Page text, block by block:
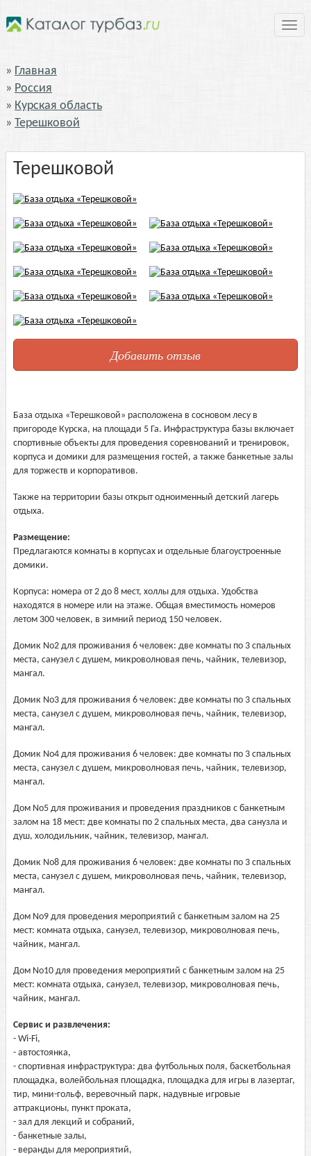
Главная
Россия
Курская область
Терешковой
Терешковой
Добавить отзыв
База отдыха «Терешковой» расположена в сосновом лесу в
пригороде Курска, на площади 5 Га. Инфраструктура базы включает
спортивные объекты для проведения соревнований и тренировок,
корпуса и домики для размещения гостей, а также банкетные залы
для торжеств и корпоративов.
Также на территории базы открыт одноименный детский лагерь
отдыха.
Размещение:
Предлагаются комнаты в корпусах и отдельные благоустроенные
домики.
Корпуса: номера от 2 до 8 мест, холлы для отдыха. Удобства
находятся в номере или на этаже. Общая вместимость номеров
летом 300 человек, в зимний период 150 человек.
Домик No2 для проживания 6 человек: две комнаты по 3 спальных
места, санузел с душем, микроволновая печь, чайник, телевизор,
мангал.
Домик No3 для проживания 6 человек: две комнаты по 3 спальных
места, санузел с душем, микроволновая печь, чайник, телевизор,
мангал.
Домик No4 для проживания 6 человек: две комнаты по 3 спальных
места, санузел с душем, микроволновая печь, чайник, телевизор,
мангал.
Дом No5 для проживания и проведения праздников с банкетным
залом на 18 мест: две комнаты по 2 спальных места, два санузла и
душ, холодильник, чайник, телевизор, мангал.
Домик No8 для проживания 6 человек: две комнаты по 3 спальных
места, санузел с душем, микроволновая печь, чайник, телевизор,
мангал.
Дом No9 для проведения мероприятий с банкетным залом на 25
мест: комната отдыха, санузел, телевизор, микроволновая печь,
чайник, мангал.
Дом No10 для проведения мероприятий с банкетным залом на 25
мест: комната отдыха, санузел, телевизор, микроволновая печь,
чайник, мангал.
Сервис и развлечения:
- Wi-Fi,
- автостоянка,
- спортивная инфраструктура: два футбольных поля, баскетбольная
площадка, волейбольная площадка, площадка для игры в лазертаг,
тир, мини-гольф, веревочный парк, надувные игровые
аттракционы, пункт проката,
- зал для лекций и собраний,
- банкетные залы,
- веранды для мероприятий,